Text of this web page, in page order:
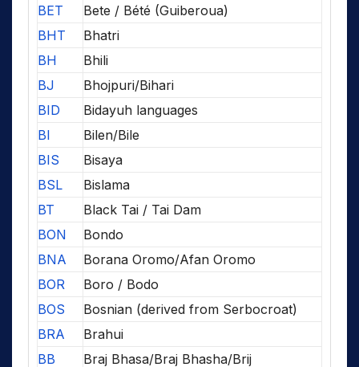
BET
Bete / Bété (Guiberoua)
BHT
Bhatri
BH
Bhili
BJ
Bhojpuri/Bihari
BID
Bidayuh languages
BI
Bilen/Bile
BIS
Bisaya
BSL
Bislama
BT
Black Tai / Tai Dam
BON
Bondo
BNA
Borana Oromo/Afan Oromo
BOR
Boro / Bodo
BOS
Bosnian (derived from Serbocroat)
BRA
Brahui
BB
Braj Bhasa/Braj Bhasha/Brij